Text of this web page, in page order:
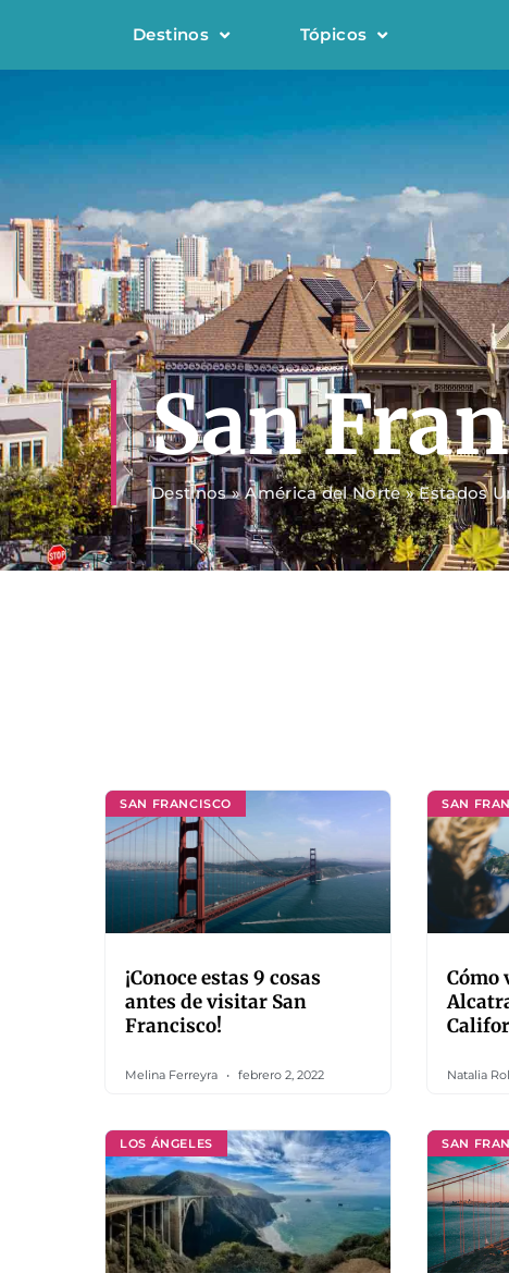
Destinos Tópicos
San
Destinos»América del Norte»Estados
SAN FRANCISCO
¡Conoce estas 9 cosas
antes de visitar San
Francisco!
Melina Ferreyra febrero 2, 2022
SAN
Cómo
Natalia
LOS ÁNGELES SAN